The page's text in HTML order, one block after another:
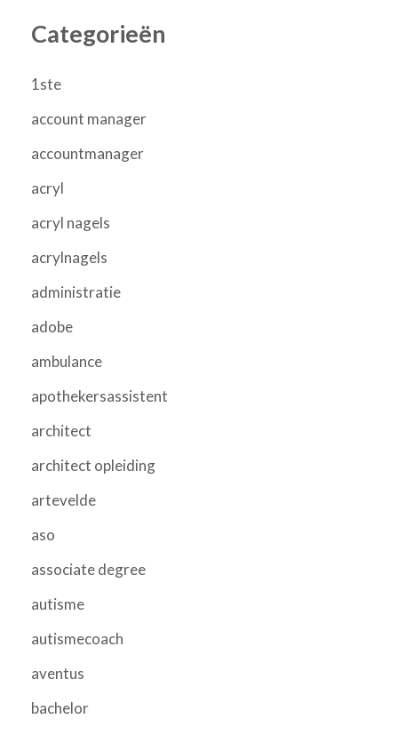
Categorieën
1ste
account manager
accountmanager
acryl
acryl nagels
acrylnagels
administratie
adobe
ambulance
apothekersassistent
architect
architect opleiding
artevelde
aso
associate degree
autisme
autismecoach
aventus
bachelor